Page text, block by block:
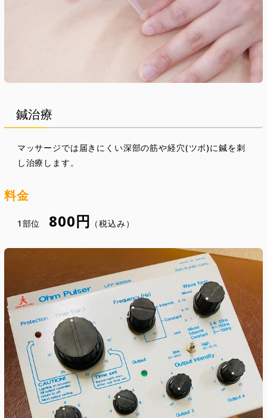
鍼治療
マッサージでは届きにくい深部の筋や経穴(ツボ)に鍼を刺
し治療します。
料金
1部位 800円 （税込み）